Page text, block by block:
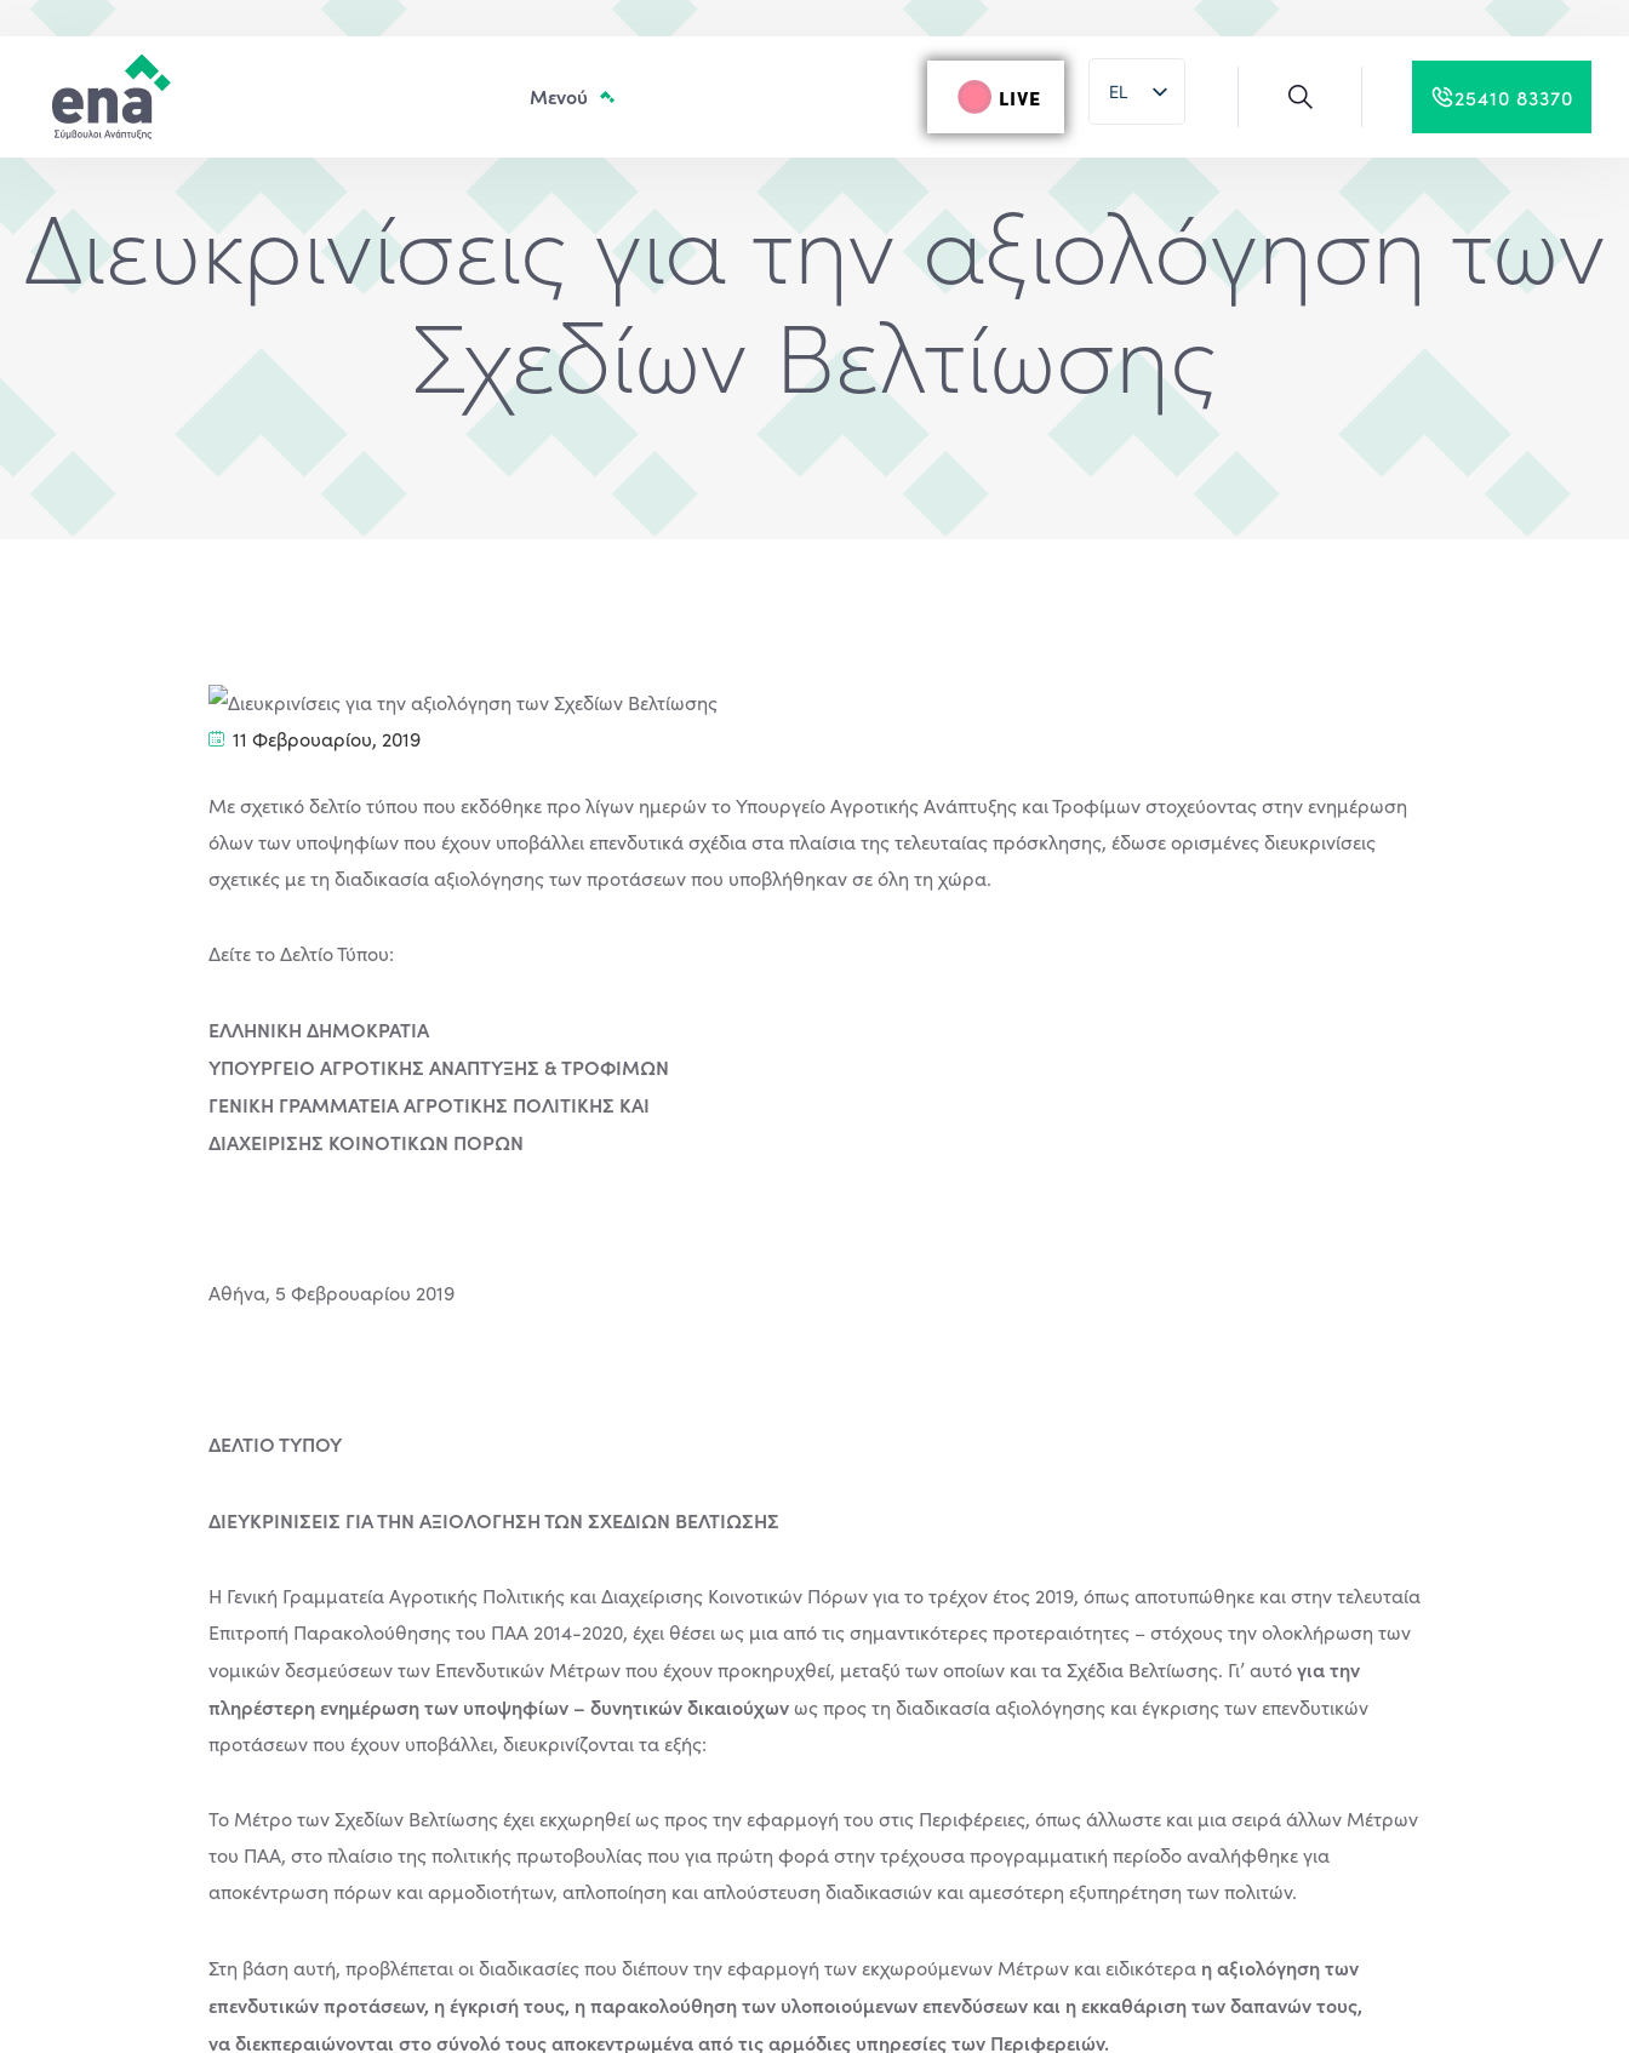
LIVE
EL
EN
25410 83370
Διευκρινίσεις για την αξιολόγηση των
Σχεδίων Βελτίωσης
11 Φεβρουαρίου, 2019
Με σχετικό δελτίο τύπου που εκδόθηκε προ λίγων ημερών το Υπουργείο Αγροτικής Ανάπτυξης και Τροφίμων στοχεύοντας στην ενημέρωση
όλων των υποψηφίων που έχουν υποβάλλει επενδυτικά σχέδια στα πλαίσια της τελευταίας πρόσκλησης, έδωσε ορισμένες διευκρινίσεις
σχετικές με τη διαδικασία αξιολόγησης των προτάσεων που υποβλήθηκαν σε όλη τη χώρα.
Δείτε το Δελτίο Τύπου:
ΕΛΛΗΝΙΚΗ ΔΗΜΟΚΡΑΤΙΑ
ΥΠΟΥΡΓΕΙΟ ΑΓΡΟΤΙΚΗΣ ΑΝΑΠΤΥΞΗΣ & ΤΡΟΦΙΜΩΝ
ΓΕΝΙΚΗ ΓΡΑΜΜΑΤΕΙΑ ΑΓΡΟΤΙΚΗΣ ΠΟΛΙΤΙΚΗΣ ΚΑΙ
ΔΙΑΧΕΙΡΙΣΗΣ ΚΟΙΝΟΤΙΚΩΝ ΠΟΡΩΝ
Αθήνα, 5 Φεβρουαρίου 2019
ΔΕΛΤΙΟ ΤΥΠΟΥ
ΔΙΕΥΚΡΙΝΙΣΕΙΣ ΓΙΑ ΤΗΝ ΑΞΙΟΛΟΓΗΣΗ ΤΩΝ ΣΧΕΔΙΩΝ ΒΕΛΤΙΩΣΗΣ
Η Γενική Γραμματεία Αγροτικής Πολιτικής και Διαχείρισης Κοινοτικών Πόρων για το τρέχον έτος 2019, όπως αποτυπώθηκε και στην τελευταία
Επιτροπή Παρακολούθησης του ΠΑΑ 2014-2020, έχει θέσει ως μια από τις σημαντικότερες προτεραιότητες – στόχους την ολοκλήρωση των
νομικών δεσμεύσεων των Επενδυτικών Μέτρων που έχουν προκηρυχθεί, μεταξύ των οποίων και τα Σχέδια Βελτίωσης. Γι’ αυτόγια την
πληρέστερη ενημέρωση των υποψηφίων – δυνητικών δικαιούχωνως προς τη διαδικασία αξιολόγησης και έγκρισης των επενδυτικών
προτάσεων που έχουν υποβάλλει, διευκρινίζονται τα εξής:
Το Μέτρο των Σχεδίων Βελτίωσης έχει εκχωρηθεί ως προς την εφαρμογή του στις Περιφέρειες, όπως άλλωστε και μια σειρά άλλων Μέτρων
του ΠΑΑ, στο πλαίσιο της πολιτικής πρωτοβουλίας που για πρώτη φορά στην τρέχουσα προγραμματική περίοδο αναλήφθηκε για
αποκέντρωση πόρων και αρμοδιοτήτων, απλοποίηση και απλούστευση διαδικασιών και αμεσότερη εξυπηρέτηση των πολιτών.
Στη βάση αυτή, προβλέπεται οι διαδικασίες που διέπουν την εφαρμογή των εκχωρούμενων Μέτρων και ειδικότερα η αξιολόγηση των
επενδυτικών προτάσεων, η έγκρισή τους, η παρακολούθηση των υλοποιούμενων επενδύσεων και η εκκαθάριση των δαπανών τους,
να διεκπεραιώνονται στο σύνολό τους αποκεντρωμένα από τις αρμόδιες υπηρεσίες των Περιφερειών.